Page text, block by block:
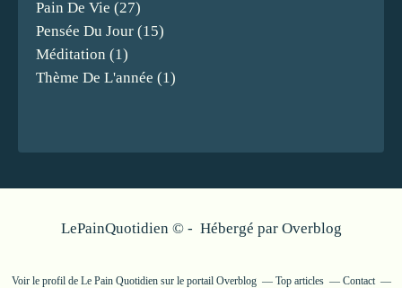
Pain De Vie (27)
Pensée Du Jour (15)
Méditation (1)
Thème De L'année (1)
LePainQuotidien © - Hébergé par Overblog
Voir le profil de Le Pain Quotidiensur le portail Overblog Top articles Contact